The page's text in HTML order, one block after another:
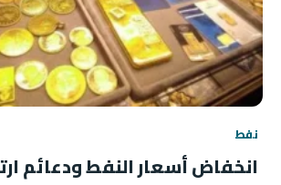
نفط
انخفاض أسعار النفط ودعائم